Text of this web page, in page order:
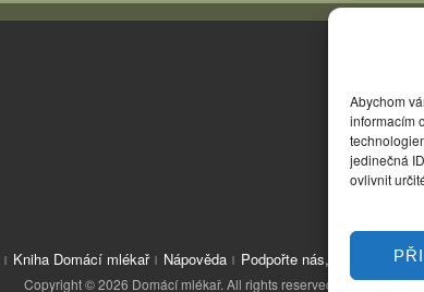
Abychom
informacím
jedinečná
ovlivnit
Kniha Domácí mlékař Nápověda Podpořte nás, děkujeme
Copyright © 2026 Domácí mlékař. All rights reserved.